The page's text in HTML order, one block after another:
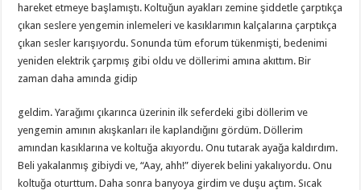
hareket etmeye başlamıştı. Koltuğun ayakları zemine şiddetle çarptıkça
çıkan seslere yengemin inlemeleri ve kasıklarımın kalçalarına çarptıkça
çıkan sesler karışıyordu. Sonunda tüm eforum tükenmişti, bedenimi
yeniden elektrik çarpmış gibi oldu ve döllerimi amına akıttım. Bir
zaman daha amında gidip
geldim. Yarağımı çıkarınca üzerinin ilk seferdeki gibi döllerim ve
yengemin amının akışkanları ile kaplandığını gördüm. Döllerim
amından kasıklarına ve koltuğa akıyordu. Onu tutarak ayağa kaldırdım.
Beli yakalanmış gibiydi ve, “Aay, ahh!” diyerek belini yakalıyordu. Onu
koltuğa oturttum. Daha sonra banyoya girdim ve duşu açtım. Sıcak